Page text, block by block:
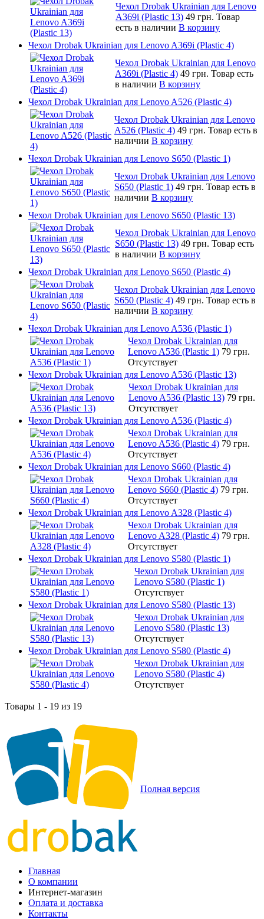
Чехол Drobak Ukrainian для Lenovo
A369i (Plastic 13) 49 грн. Товар
есть в наличии В корзину
Чехол Drobak Ukrainian для Lenovo A369i (Plastic 4)
Чехол Drobak Ukrainian для Lenovo
A369i (Plastic 4) 49 грн. Товар есть
в наличии В корзину
Чехол Drobak Ukrainian для Lenovo A526 (Plastic 4)
Чехол Drobak Ukrainian для Lenovo
A526 (Plastic 4) 49 грн. Товар есть в
наличии В корзину
Чехол Drobak Ukrainian для Lenovo S650 (Plastic 1)
Чехол Drobak Ukrainian для Lenovo
S650 (Plastic 1) 49 грн. Товар есть в
наличии В корзину
Чехол Drobak Ukrainian для Lenovo S650 (Plastic 13)
Чехол Drobak Ukrainian для Lenovo
S650 (Plastic 13) 49 грн. Товар есть
в наличии В корзину
Чехол Drobak Ukrainian для Lenovo S650 (Plastic 4)
Чехол Drobak Ukrainian для Lenovo
S650 (Plastic 4) 49 грн. Товар есть в
наличии В корзину
Чехол Drobak Ukrainian для Lenovo A536 (Plastic 1)
Чехол Drobak Ukrainian для
Lenovo A536 (Plastic 1) 79 грн.
Отсутствует
Чехол Drobak Ukrainian для Lenovo A536 (Plastic 13)
Чехол Drobak Ukrainian для
Lenovo A536 (Plastic 13) 79 грн.
Отсутствует
Чехол Drobak Ukrainian для Lenovo A536 (Plastic 4)
Чехол Drobak Ukrainian для
Lenovo A536 (Plastic 4) 79 грн.
Отсутствует
Чехол Drobak Ukrainian для Lenovo S660 (Plastic 4)
Чехол Drobak Ukrainian для
Lenovo S660 (Plastic 4) 79 грн.
Отсутствует
Чехол Drobak Ukrainian для Lenovo A328 (Plastic 4)
Чехол Drobak Ukrainian для
Lenovo A328 (Plastic 4) 79 грн.
Отсутствует
Чехол Drobak Ukrainian для Lenovo S580 (Plastic 1)
Чехол Drobak Ukrainian для
Lenovo S580 (Plastic 1)
Отсутствует
Чехол Drobak Ukrainian для Lenovo S580 (Plastic 13)
Чехол Drobak Ukrainian для
Lenovo S580 (Plastic 13)
Отсутствует
Чехол Drobak Ukrainian для Lenovo S580 (Plastic 4)
Чехол Drobak Ukrainian для
Lenovo S580 (Plastic 4)
Отсутствует
Товары 1 - 19 из 19
Полная версия
Главная
О компании
Интернет-магазин
Оплата и доставка
Контакты